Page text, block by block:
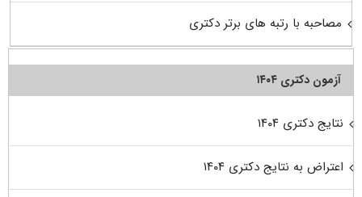
مصاحبه با رتبه های برتر دکتری
آزمون دکتری ۱۴۰۴
نتایج دکتری ۱۴۰۴
اعتراض به نتایج دکتری ۱۴۰۴